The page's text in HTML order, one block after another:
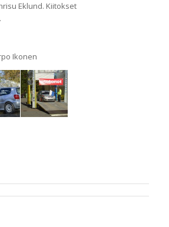
Eklund. Kiitokset
Ikonen